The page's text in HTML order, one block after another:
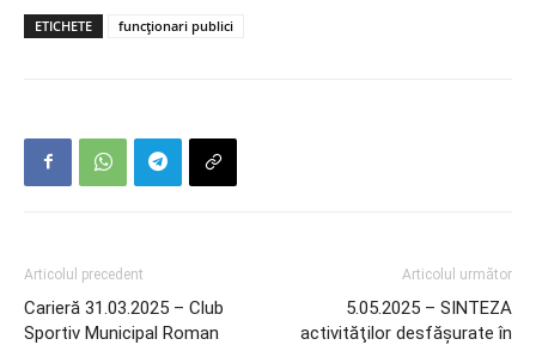
ETICHETE funcționari publici
Articolul precedent
Carieră 31.03.2025 – Club
Sportiv Municipal Roman
Articolul următor
5.05.2025 – SINTEZA
activităţilor desfăşurate în